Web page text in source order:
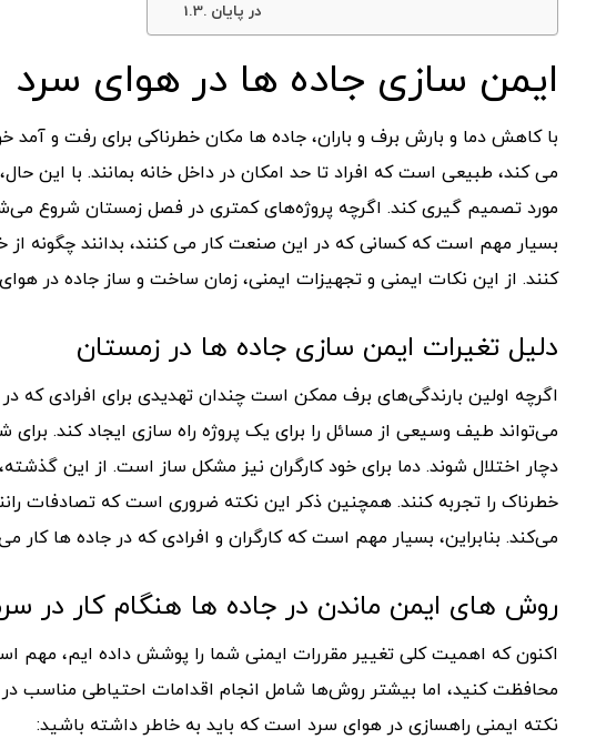
در پایان
ایمن سازی جاده ها در هوای سرد
با کاهش دما و بارش برف و باران، جاده ها مکان خطرناکی برای رفت و
می کند، طبیعی است که افراد تا حد امکان در داخل خانه بمانند. با این
مورد تصمیم گیری کند. اگرچه پروژه‌های کمتری در فصل زمستان شروع
بسیار مهم است که کسانی که در این صنعت کار می کنند، بدانند چگونه از
کنند. از این نکات ایمنی و تجهیزات ایمنی، زمان ساخت و ساز جاده در
دلیل تغیرات ایمن سازی جاده ها در زمستان
اگرچه اولین بارندگی‌های برف ممکن است چندان تهدیدی برای افرادی که
می‌تواند طیف وسیعی از مسائل را برای یک پروژه راه سازی ایجاد کند.
دچار اختلال شوند. دما برای خود کارگران نیز مشکل ساز است. از این
خطرناک را تجربه کنند. همچنین ذکر این نکته ضروری است که تصادفات
می‌کند. بنابراین، بسیار مهم است که کارگران و افرادی که در جاده ها کار
روش های ایمن ماندن در جاده ها هنگام کار در
اکنون که اهمیت کلی تغییر مقررات ایمنی شما را پوشش داده ایم، مهم
محافظت کنید، اما بیشتر روش‌ها شامل انجام اقدامات احتیاطی مناسب
نکته ایمنی راهسازی در هوای سرد است که باید به خاطر داشته باشید: